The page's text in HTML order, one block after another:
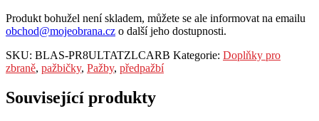
Produkt bohužel není skladem, můžete se ale informovat na emailu
obchod@mojeobrana.cz o další jeho dostupnosti.
SKU: BLAS-PR8ULTATZLCARB Kategorie: Doplňky pro
zbraně, pažbičky, Pažby, předpažbí
Související produkty